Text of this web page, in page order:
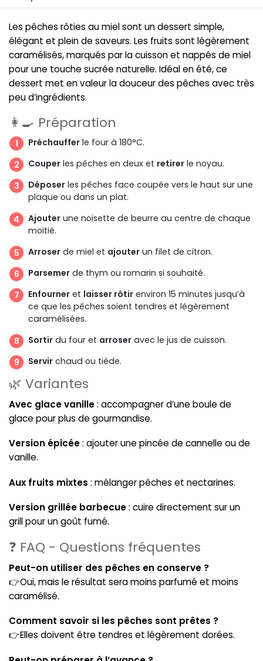
Les pêches rôties au miel sont un dessert simple,
élégant et plein de saveurs. Les fruits sont légèrement
caramélisés, marqués par la cuisson et nappés de miel
pour une touche sucrée naturelle. Idéal en été, ce
dessert met en valeur la douceur des pêches avec très
peu d’ingrédients.
👩‍🍳 Préparation
Préchauffer le four à 180°C.
Couper les pêches en deux et retirer le noyau.
Déposer les pêches face coupée vers le haut sur une
plaque ou dans un plat.
Ajouter une noisette de beurre au centre de chaque
moitié.
Arroser de miel et ajouter un filet de citron.
Parsemer de thym ou romarin si souhaité.
Enfourner et laisser rôtir environ 15 minutes jusqu’à
ce que les pêches soient tendres et légèrement
caramélisées.
Sortir du four et arroser avec le jus de cuisson.
Servir chaud ou tiède.
🌿 Variantes
Avec glace vanille: accompagner d’une boule de
glace pour plus de gourmandise.
Version épicée: ajouter une pincée de cannelle ou de
vanille.
Aux fruits mixtes : mélanger pêches et nectarines.
Version grillée barbecue: cuire directement sur un
grill pour un goût fumé.
❓ FAQ - Questions fréquentes
Peut-on utiliser des pêches en conserve ?
👉Oui, mais le résultat sera moins parfumé et moins
caramélisé.
Comment savoir si les pêches sont prêtes ?
👉Elles doivent être tendres et légèrement dorées.